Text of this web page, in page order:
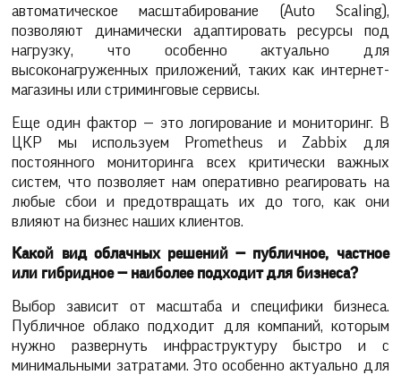
автоматическое масштабирование (Auto Scaling),
позволяют динамически адаптировать ресурсы под
нагрузку, что особенно актуально для
высоконагруженных приложений, таких как интернет-
магазины или стриминговые сервисы.
Еще один фактор — это логирование и мониторинг. В
ЦКР мы используем Prometheus и Zabbix для
постоянного мониторинга всех критически важных
систем, что позволяет нам оперативно реагировать на
любые сбои и предотвращать их до того, как они
влияют на бизнес наших клиентов.
Какой вид облачных решений — публичное, частное
или гибридное — наиболее подходит для бизнеса?
Выбор зависит от масштаба и специфики бизнеса.
Публичное облако подходит для компаний, которым
нужно развернуть инфраструктуру быстро и с
минимальными затратами. Это особенно актуально для